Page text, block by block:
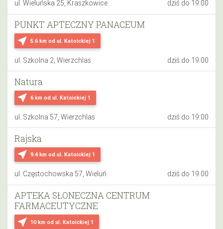
ul. Wieluńska 25, Kraszkowice dziś do 19:00
near_me 5.6 km od ul. Katoickiej 1
PUNKT APTECZNY PANACEUM
ul. Szkolna 2, Wierzchlas dziś do 19:00
near_me 6 km od ul. Katoickiej 1
Natura
ul. Szkolna 57, Wierzchlas dziś do 19:00
near_me 9.4 km od ul. Katoickiej 1
Rajska
ul. Częstochowska 57, Wieluń dziś do 19:00
near_me 10 km od ul. Katoickiej 1
APTEKA SŁONECZNA CENTRUM
FARMACEUTYCZNE